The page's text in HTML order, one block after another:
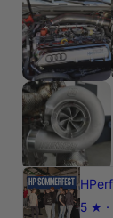
5 ★ ·